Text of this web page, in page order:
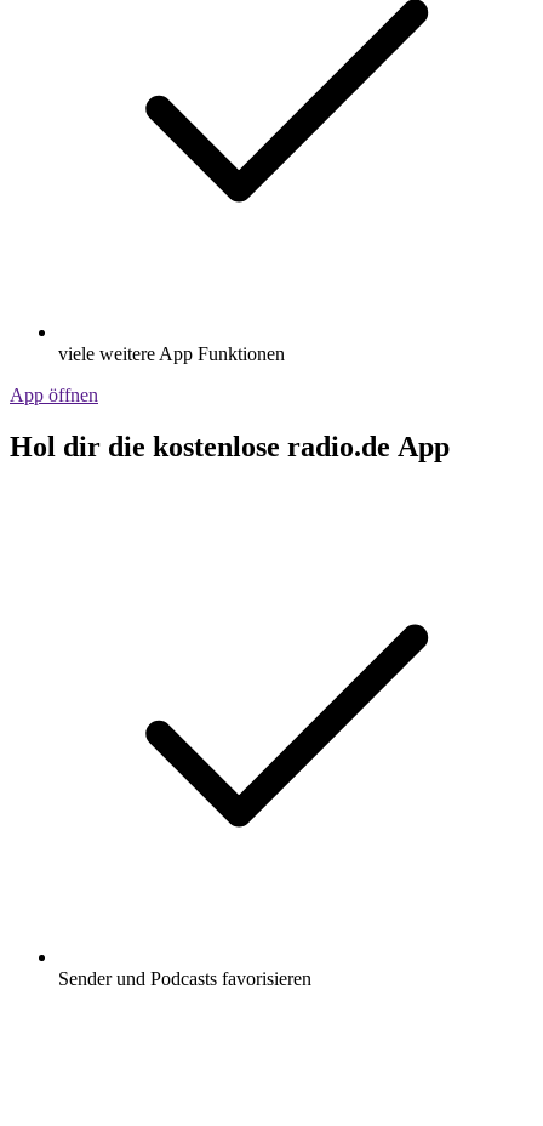
viele weitere App Funktionen
App öffnen
Hol dir die kostenlose radio.de App
Sender und Podcasts favorisieren